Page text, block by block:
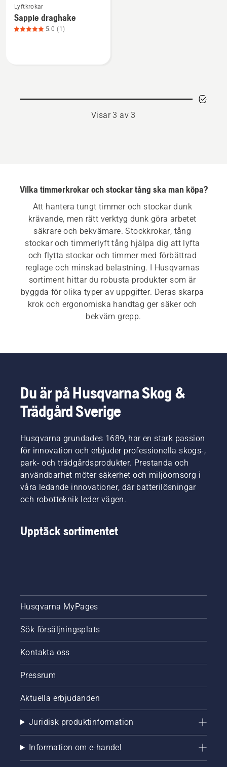
mer
information
om
Lyftkrokar
Sappie draghake
5.0 (1)
Visar 3 av 3
Vilka timmerkrokar och stockar tång ska man köpa?
Att hantera tungt timmer och stockar dunk
krävande, men rätt verktyg dunk göra arbetet
säkrare och bekvämare. Stockkrokar, tång
stockar och timmerlyft tång hjälpa dig att lyfta
och flytta stockar och timmer med förbättrad
reglage och minskad belastning. I Husqvarnas
sortiment hittar du robusta produkter som är
byggda för olika typer av uppgifter. Deras skarpa
krok och ergonomiska handtag ger säker och
bekväm grepp.
Du är på Husqvarna Skog &
Trädgård Sverige
Husqvarna grundades 1689, har en stark passion
för innovation och erbjuder professionella skogs-,
park- och trädgårdsprodukter. Prestanda och
användbarhet möter säkerhet och miljöomsorg i
våra ledande innovationer, där batterilösningar
och robotteknik leder vägen.
Upptäck sortimentet
Husqvarna MyPages
Sök försäljningsplats
Kontakta oss
Pressrum
Aktuella erbjudanden
Juridisk produktinformation
Information om e-handel